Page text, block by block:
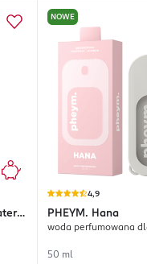
NOWE
4,9
PHEYM. Hana
woda perfumowana
50 ml